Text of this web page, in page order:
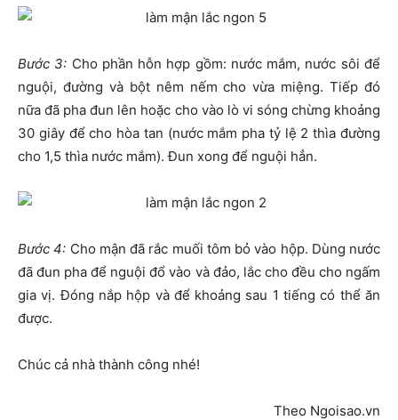
Bước 3: Cho phần hỗn hợp gồm: nước mắm, nước sôi để
nguội, đường và bột nêm nếm cho vừa miệng. Tiếp đó
nữa đã pha đun lên hoặc cho vào lò vi sóng chừng khoảng
30 giây để cho hòa tan (nước mắm pha tỷ lệ 2 thìa đường
cho 1,5 thìa nước mắm). Đun xong để nguội hẳn.
Bước 4: Cho mận đã rắc muối tôm bỏ vào hộp. Dùng nước
đã đun pha để nguội đổ vào và đảo, lắc cho đều cho ngấm
gia vị. Đóng nắp hộp và để khoảng sau 1 tiếng có thể ăn
được.
Chúc cả nhà thành công nhé!
Theo Ngoisao.vn